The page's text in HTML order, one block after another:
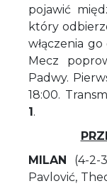
pojawić
który
włączenia
Mecz
Padwy.
18:00.
1.
MILAN (4-2-
Pavlović,